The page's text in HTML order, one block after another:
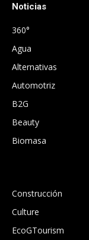
Noticias
360°
Agua
Alternativas
Automotriz
B2G
Beauty
Biomasa
Construcción
Culture
EcoGTourism